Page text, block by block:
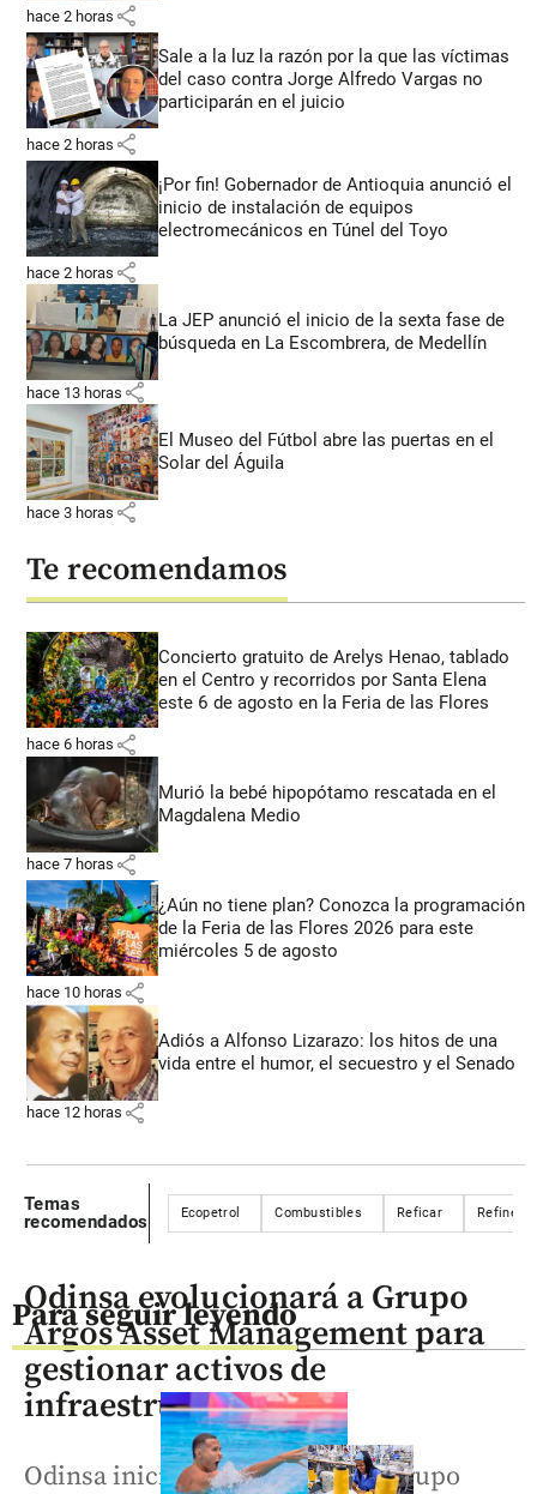
hace 2 horas share
Sale a la luz la razón por la que las víctimas
del caso contra Jorge Alfredo Vargas no
participarán en el juicio
hace 2 horas share
¡Por fin! Gobernador de Antioquia anunció el
inicio de instalación de equipos
electromecánicos en Túnel del Toyo
hace 2 horas share
La JEP anunció el inicio de la sexta fase de
búsqueda en La Escombrera, de Medellín
hace 13 horas share
El Museo del Fútbol abre las puertas en el
Solar del Águila
hace 3 horas share
Te recomendamos
Concierto gratuito de Arelys Henao, tablado
en el Centro y recorridos por Santa Elena
este 6 de agosto en la Feria de las Flores
hace 6 horas share
Murió la bebé hipopótamo rescatada en el
Magdalena Medio
hace 7 horas share
¿Aún no tiene plan? Conozca la programación
de la Feria de las Flores 2026 para este
miércoles 5 de agosto
hace 10 horas share
Adiós a Alfonso Lizarazo: los hitos de una
vida entre el humor, el secuestro y el Senado
hace 12 horas share
Temas
recomendados
Ecopetrol Combustibles Reficar
Para seguir leyendo
Odinsa evolucionará a Grupo
Argos Asset Management para
gestionar activos de
infraestructura
Odinsa iniciará su evolución a Grupo